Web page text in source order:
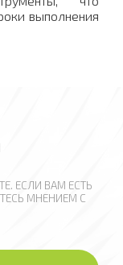
выполнения
ЕСЛИ ВАМ ЕСТЬ
МНЕНИЕМ С